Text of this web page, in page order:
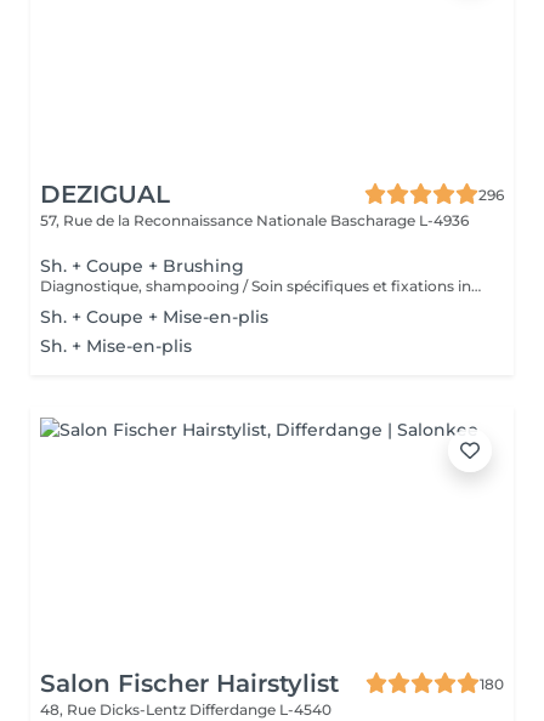
DEZIGUAL
296
57, Rue de la Reconnaissance Nationale Bascharage L-4936
Sh. + Coupe + Brushing
Diagnostique, shampooing / Soin spécifiques et fixations inclus
Sh. + Coupe + Mise-en-plis
Sh. + Mise-en-plis
Salon Fischer Hairstylist
180
48, Rue Dicks-Lentz Differdange L-4540